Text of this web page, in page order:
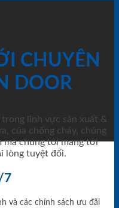
CHUYÊN
DOOR
lĩnh vực sản xuất &
của chống cháy, chúng
mà chúng tôi mang tới
lòng tuyệt đối.
7
và các chính sách ưu đãi